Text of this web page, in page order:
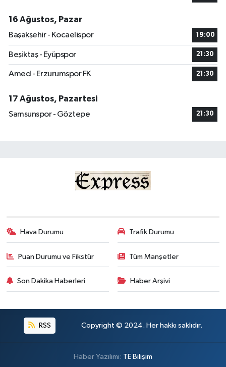
16 Ağustos, Pazar
Başakşehir - Kocaelispor
19:00
Beşiktaş - Eyüpspor 21:30
Amed - Erzurumspor FK 21:30
17 Ağustos, Pazartesi
Samsunspor - Göztepe
21:30
Hava Durumu Trafik Durumu
Puan Durumu ve Fikstür Tüm Manşetler
Son Dakika Haberleri Haber Arşivi
RSS Copyright © 2024. Her hakkı saklıdır.
Haber Yazılımı: TE Bilişim